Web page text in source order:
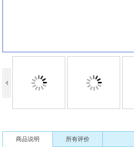
商品说明 所有评价